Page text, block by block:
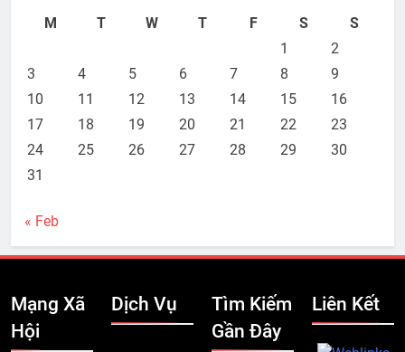
M
T W T F S
S
1
2
3
4 5 6 7 8
9
10
11 12 13 14 15
16
17
18 19 20 21 22
23
24
25 26 27 28 29
30
31
« Feb
Mạng Xã
Hội
Dịch Vụ
Tìm Kiếm
Gần Đây
Liên Kết